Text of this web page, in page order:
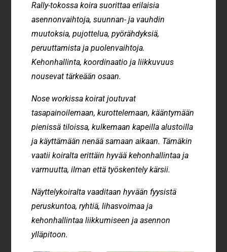
Rally-tokossa koira suorittaa erilaisia
asennonvaihtoja, suunnan- ja vauhdin
muutoksia, pujottelua, pyörähdyksiä,
peruuttamista ja puolenvaihtoja.
Kehonhallinta, koordinaatio ja liikkuvuus
nousevat tärkeään osaan.
Nose workissa koirat joutuvat
tasapainoilemaan, kurottelemaan, kääntymään
pienissä tiloissa, kulkemaan kapeilla alustoilla
ja käyttämään nenää samaan aikaan. Tämäkin
vaatii koiralta erittäin hyvää kehonhallintaa ja
varmuutta, ilman että työskentely kärsii.
Näyttelykoiralta vaaditaan hyvään fyysistä
peruskuntoa, ryhtiä, lihasvoimaa ja
kehonhallintaa liikkumiseen ja asennon
ylläpitoon.